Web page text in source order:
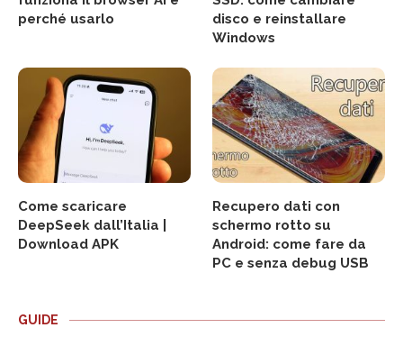
perché usarlo
disco e reinstallare
Windows
Come scaricare
DeepSeek dall’Italia |
Download APK
Recupero dati con
schermo rotto su
Android: come fare da
PC e senza debug USB
GUIDE